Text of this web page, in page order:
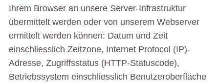
Ihrem Browser an unsere Server-Infrastruktur
übermittelt werden oder von unserem Webserver
ermittelt werden können: Datum und Zeit
einschliesslich Zeitzone, Internet Protocol (IP)-
Adresse, Zugriffsstatus (HTTP-Statuscode),
Betriebssystem einschliesslich Benutzeroberfläche